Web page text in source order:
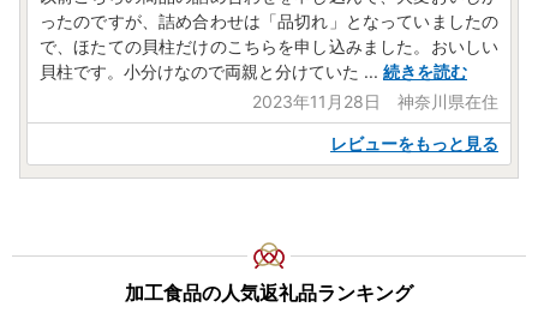
ったのですが、詰め合わせは「品切れ」となっていましたの
で、ほたての貝柱だけのこちらを申し込みました。おいしい
貝柱です。小分けなので両親と分けていた ... 続きを読む
2023年11月28日 神奈川県在住
レビューをもっと見る
加工食品の人気返礼品ランキング